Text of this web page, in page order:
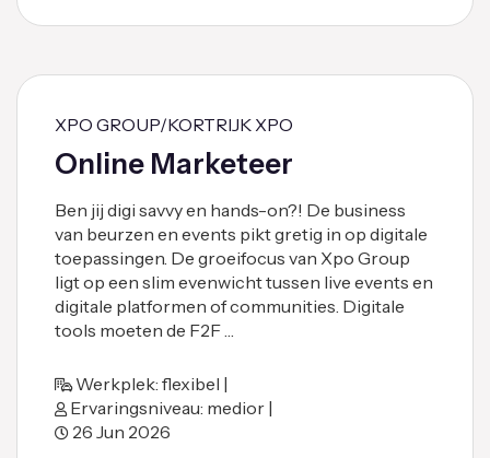
XPO GROUP/KORTRIJK XPO
Online Marketeer
Ben jij digi savvy en hands-on?! De business
van beurzen en events pikt gretig in op digitale
toepassingen. De groeifocus van Xpo Group
ligt op een slim evenwicht tussen live events en
digitale platformen of communities. Digitale
tools moeten de F2F …
Werkplek: flexibel |
Ervaringsniveau: medior |
26 Jun 2026